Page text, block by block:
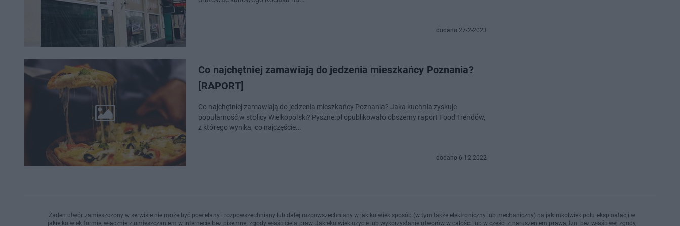
dodano 27-2-2023
Co najchętniej zamawiają do jedzenia mieszkańcy Poznania?
[RAPORT]
Co najchętniej zamawiają do jedzenia mieszkańcy Poznania? Jaka kuchnia zyskuje
popularność w stolicy Wielkopolski? Pyszne.pl opublikowało obszerny raport Food Trendów,
z którego wynika, co najczęście…
dodano 6-12-2022
Żaden utwór zamieszczony w serwisie nie może być powielany i rozpowszechniany lub dalej rozpowszechniany w jakikolwiek sposób (w tym także elektroniczny lub mechaniczny) na jakimkolwiek polu eksploatacji w
jakiejkolwiek formie, włącznie z umieszczaniem w Internecie bez pisemnej zgody właściciela praw. Jakiekolwiek użycie lub wykorzystanie utworów w całości lub w części z naruszeniem prawa, tzn. bez właściwej zgody,